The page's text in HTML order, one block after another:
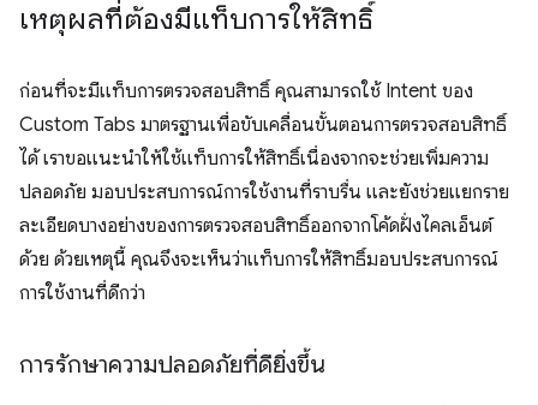
เหตุผลที่ต้องมีแท็บการให้สิทธิ์
ก่อนที่จะมีแท็บการตรวจสอบสิทธิ์ คุณสามารถใช้ Intent ของ
Custom Tabs มาตรฐานเพื่อขับเคลื่อนขั้นตอนการตรวจสอบสิทธิ์
ได้ เราขอแนะนำให้ใช้แท็บการให้สิทธิ์เนื่องจากจะช่วยเพิ่มความ
ปลอดภัย มอบประสบการณ์การใช้งานที่ราบรื่น และยังช่วยแยกราย
ละเอียดบางอย่างของการตรวจสอบสิทธิ์ออกจากโค้ดฝั่งไคลเอ็นต์
ด้วย ด้วยเหตุนี้ คุณจึงจะเห็นว่าแท็บการให้สิทธิ์มอบประสบการณ์
การใช้งานที่ดีกว่า
การรักษาความปลอดภัยที่ดียิ่งขึ้น